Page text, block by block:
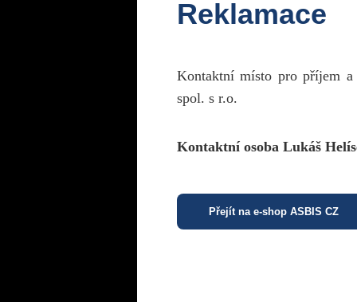
Reklamace
Kontaktní místo pro příjem
spol. s r.o.
Kontaktní osoba Lukáš
Přejít na e-shop ASBIS CZ